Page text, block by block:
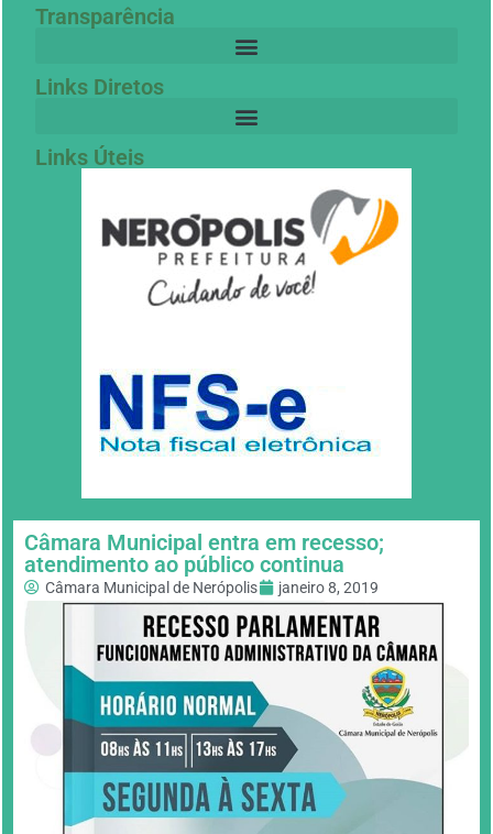
Transparência
Links Diretos
Links Úteis
Câmara Municipal entra em recesso;
atendimento ao público continua
Câmara Municipal de Nerópolis janeiro 8, 2019